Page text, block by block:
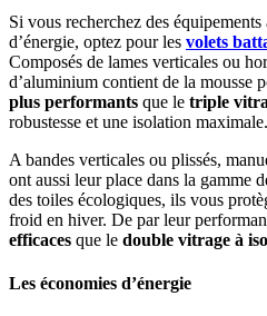
Si vous recherchez des
d’énergie, optez pour les volets
Composés de lames verticales ou
d’aluminium contient de la mousse
plus performants que le triple
robustesse et une isolation maximale.
A bandes verticales ou plissés,
ont aussi leur place dans la gamme
des toiles écologiques, ils vous
froid en hiver. De par leur
efficaces que le double vitrage à
Les économies d’énergie